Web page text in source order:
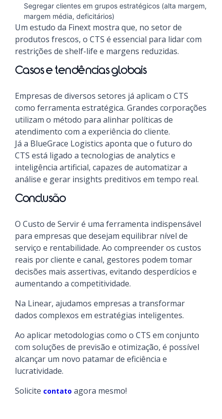
Segregar clientes em grupos estratégicos (alta margem,
margem média, deficitários)
Um estudo da Finext mostra que, no setor de
produtos frescos, o CTS é essencial para lidar com
restrições de shelf-life e margens reduzidas.
Casos e tendências globais
Empresas de diversos setores já aplicam o CTS
como ferramenta estratégica. Grandes corporações
utilizam o método para alinhar políticas de
atendimento com a experiência do cliente.
Já a BlueGrace Logistics aponta que o futuro do
CTS está ligado a tecnologias de analytics e
inteligência artificial, capazes de automatizar a
análise e gerar insights preditivos em tempo real.
Conclusão
O Custo de Servir é uma ferramenta indispensável
para empresas que desejam equilibrar nível de
serviço e rentabilidade. Ao compreender os custos
reais por cliente e canal, gestores podem tomar
decisões mais assertivas, evitando desperdícios e
aumentando a competitividade.
Na Linear, ajudamos empresas a transformar
dados complexos em estratégias inteligentes.
Ao aplicar metodologias como o CTS em conjunto
com soluções de previsão e otimização, é possível
alcançar um novo patamar de eficiência e
lucratividade.
Solicite contato agora mesmo!